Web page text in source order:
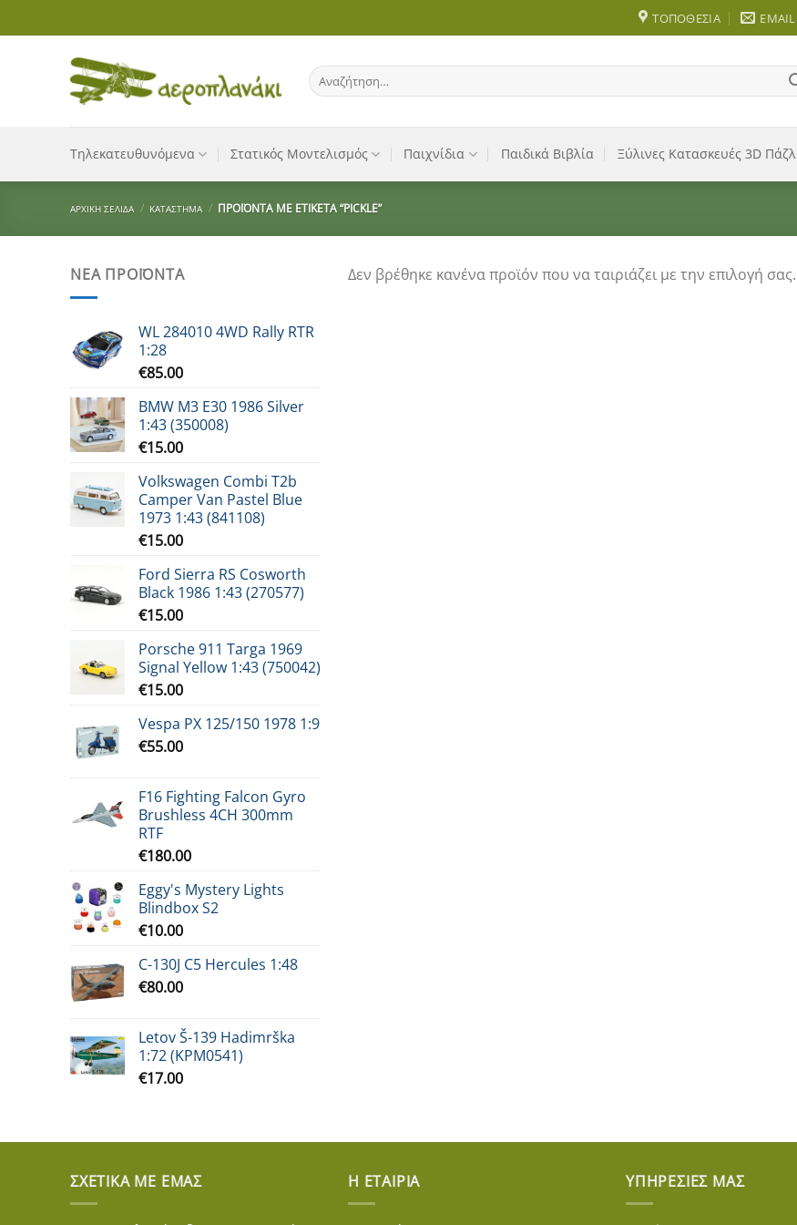
στο
περιεχόμενο
ΤΟΠΟΘΕΣΊΑ EMAIL
Αναζήτηση
για:
Τηλεκατευθυνόμενα Στατικός Μοντελισμός Παιχνίδια Παιδικά Βιβλία Ξύλινες Κατασκευές 3D Πάζλ
ΑΡΧΙΚΉ ΣΕΛΊΔΑ / ΚΑΤΆΣΤΗΜΑ / ΠΡΟΪΌΝΤΑ ΜΕ ΕΤΙΚΈΤΑ “PICKLE”
ΝΈΑ ΠΡΟΪΌΝΤΑ
WL 284010 4WD Rally RTR
1:28
€85.00
BMW M3 E30 1986 Silver
1:43 (350008)
€15.00
Volkswagen Combi T2b
Camper Van Pastel Blue
1973 1:43 (841108)
€15.00
Ford Sierra RS Cosworth
Black 1986 1:43 (270577)
€15.00
Porsche 911 Targa 1969
Signal Yellow 1:43 (750042)
€15.00
Vespa PX 125/150 1978 1:9
€55.00
F16 Fighting Falcon Gyro
Brushless 4CH 300mm
RTF
€180.00
Eggy's Mystery Lights
Blindbox S2
€10.00
C-130J C5 Hercules 1:48
€80.00
Letov Š-139 Hadimrška
1:72 (KPM0541)
€17.00
Δεν βρέθηκε κανένα προϊόν που να ταιριάζει με την επιλογή σας.
ΣΧΕΤΙΚΆ ΜΕ ΕΜΆΣ Η ΕΤΑΙΡΊΑ ΥΠΗΡΕΣΊΕΣ ΜΑΣ